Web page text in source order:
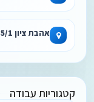
אהבת ציון 35/1, שדרות, ישראל
קטגוריות עבודה